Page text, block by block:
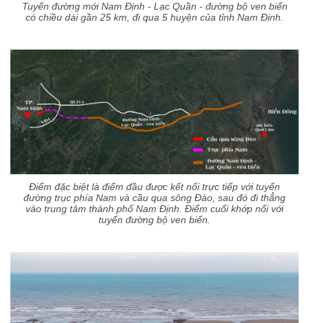
Tuyến đường mới Nam Định - Lạc Quần - đường bộ ven biển
có chiều dài gần 25 km, đi qua 5 huyện của tỉnh Nam Định.
Điểm đặc biệt là điểm đầu được kết nối trực tiếp với tuyến
đường trục phía Nam và cầu qua sông Đào, sau đó đi thẳng
vào trung tâm thành phố Nam Định. Điểm cuối khớp nối với
tuyến đường bộ ven biển.